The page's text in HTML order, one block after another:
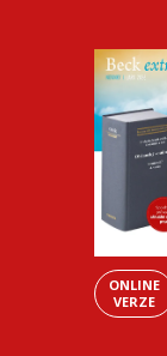
ONLINE
VERZE